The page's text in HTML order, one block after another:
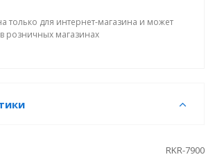
только для интернет-магазина и может
розничных магазинах
RKR-7900